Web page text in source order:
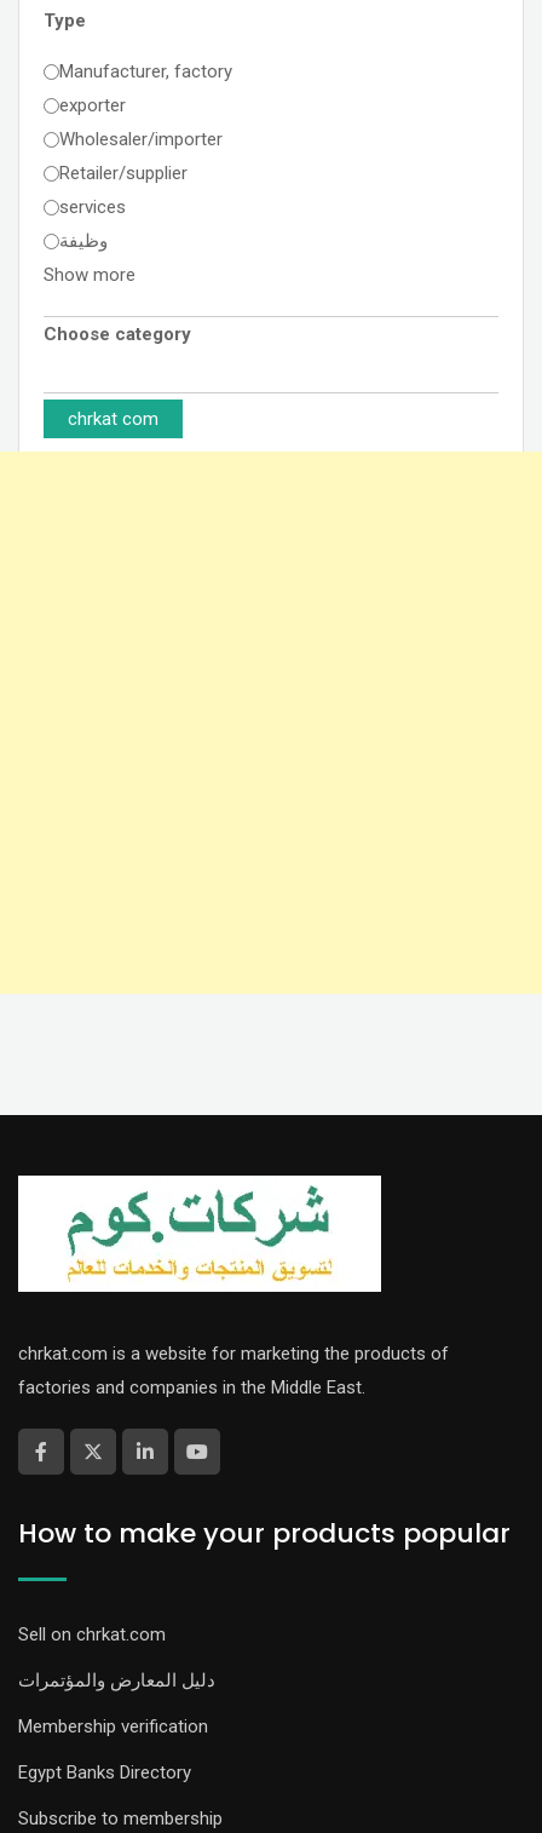
Type
Manufacturer, factory
exporter
Wholesaler/importer
Retailer/supplier
services
وظيفة
Show more
Choose category
chrkat com
chrkat.com is a website for marketing the products of
factories and companies in the Middle East.
How to make your products popular
Sell on chrkat.com
دليل المعارض والمؤتمرات
Membership verification
Egypt Banks Directory
Subscribe to membership